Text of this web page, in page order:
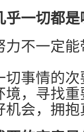
乎一切都
力不一定
切事情的
境，寻找
机会，拥